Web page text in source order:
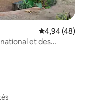
Évaluation
4,94 (48)
et des